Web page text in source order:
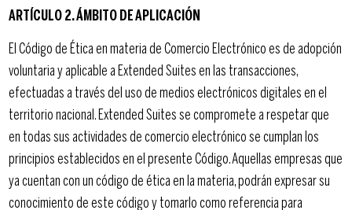
ARTÍCULO 2. ÁMBITO DE APLICACIÓN
El Código de Ética en materia de Comercio Electrónico es de adopción
voluntaria y aplicable a Extended Suites en las transacciones,
efectuadas a través del uso de medios electrónicos digitales en el
territorio nacional. Extended Suites se compromete a respetar que
en todas sus actividades de comercio electrónico se cumplan los
principios establecidos en el presente Código. Aquellas empresas que
ya cuentan con un código de ética en la materia, podrán expresar su
conocimiento de este código y tomarlo como referencia para